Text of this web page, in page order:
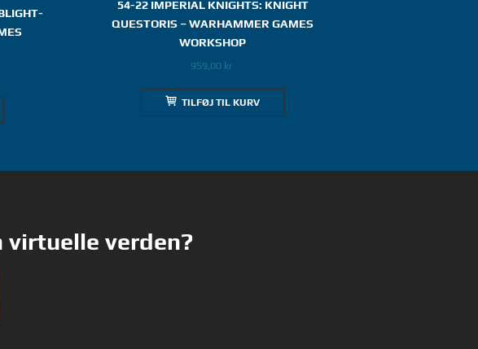
54-22 IMPERIAL KNIGHTS: KNIGHT
QUESTORIS – WARHAMMER GAMES
WORKSHOP
959,00 kr.
TILFØJ TIL KURV
verden?